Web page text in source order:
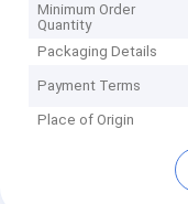
Minimum Order
Quantity
Packaging Details
Payment Terms
Place of Origin